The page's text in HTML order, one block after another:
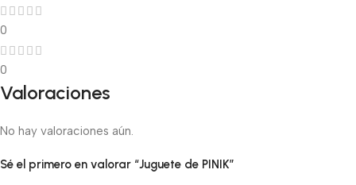
0
0
Valoraciones
No hay valoraciones aún.
Sé el primero en valorar “Juguete de PINIK”